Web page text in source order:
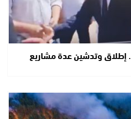
إطلاق وتدشين عدة مشاريع